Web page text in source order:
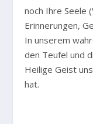
noch Ihre Seele
Erinnerungen,
In unserem
den Teufel und
Heilige Geist
hat.